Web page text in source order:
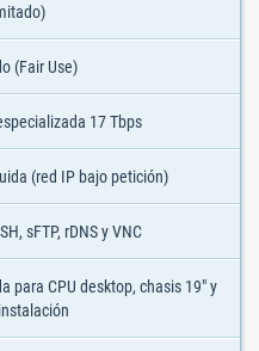
(Fair Use)
17 Tbps
(red IP bajo petición)
sFTP, rDNS y VNC
para CPU desktop, chasis 19" y